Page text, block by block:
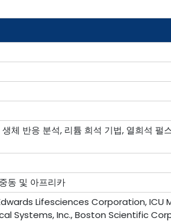
체 반응 분석, 리튬 희석 기법, 열희석 펄
동 및 아프리카
Lifesciences Corporation, ICU
Systems, Inc., Boston Scientific